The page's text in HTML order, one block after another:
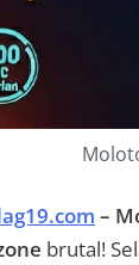
–
brutal!